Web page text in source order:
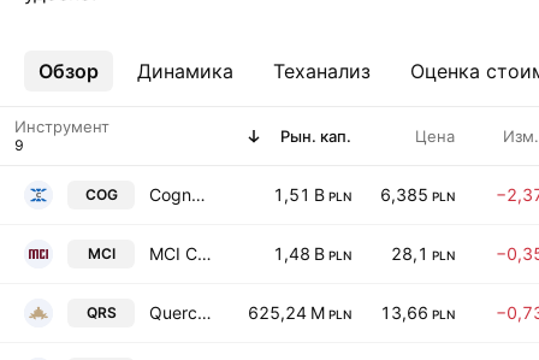
Обзор Динамика Теханализ Оценка
Ещё
Инструмент Рын. кап. Цена
COG Cognor Holding SA 1,51 B PLN 6,385 PLN
MCI MCI Capital Alternatywna Spolka Inwestycyjna S.A. 1,48 B PLN 28,1 PLN
QRS Quercus Towarzystwo Funduszy Inwestycyjnych S.A. 625,24 M PLN 13,66 PLN